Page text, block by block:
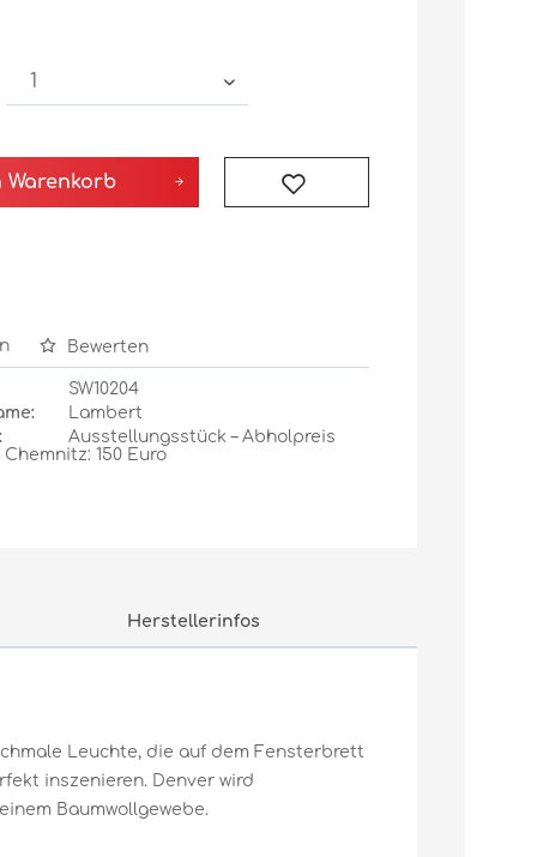
Warenkorb
Bewerten
SW10204
Lambert
Ausstellungsstück – Abholpreis
150 Euro
Herstellerinfos
Leuchte, die auf dem Fensterbrett
inszenieren. Denver wird
Baumwollgewebe.